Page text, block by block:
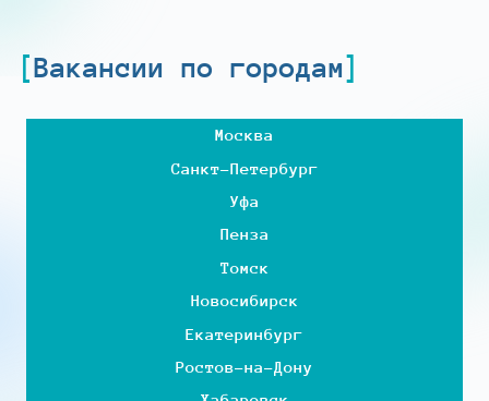
Вакансии по городам
Москва
Санкт-Петербург
Уфа
Пенза
Томск
Новосибирск
Екатеринбург
Ростов-на-Дону